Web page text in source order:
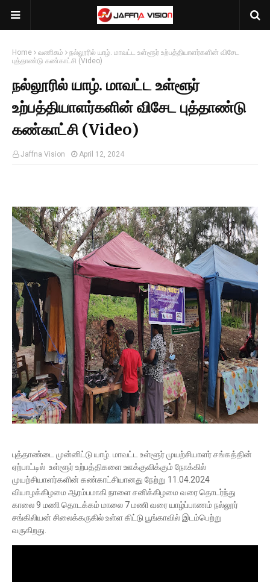
Home வணிகம்
நல்லூரில் யாழ். மாவட்ட உள்ளூர் உற்பத்தியாளர்களின் விசேட
புத்தாண்டு கண்காட்சி (Video)
நல்லூரில் யாழ். மாவட்ட உள்ளூர்
உற்பத்தியாளர்களின் விசேட புத்தாண்டு
கண்காட்சி (Video)
Jaffna Vision April 12, 2024
புத்தாண்டை முன்னிட்டு யாழ். மாவட்ட உள்ளூர் முயற்சியாளர் சங்கத்தின்
ஏற்பாட்டில் உள்ளூர் உற்பத்திகளை ஊக்குவிக்கும் நோக்கில்
முயற்சியாளர்களின் கண்காட்சியானது நேற்று 11.04.2024
வியாழக்கிழமை ஆரம்பமாகி நாளை சனிக்கிழமை வரை தொடர்ந்து
காலை 9 மணி தொடக்கம் மாலை 7 மணி வரை யாழ்ப்பாணம் நல்லூர்
சங்கிலியன் சிலைக்கருகில் உள்ள கிட்டு பூங்காவில் இடம்பெற்று
வருகிறது.